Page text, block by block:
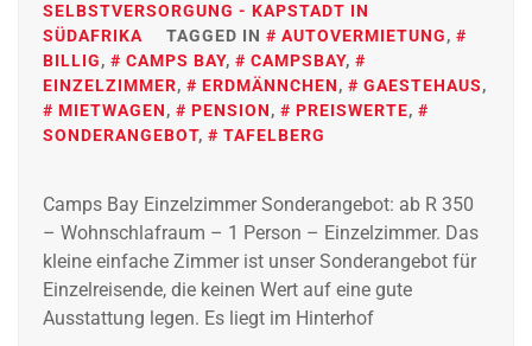
SELBSTVERSORGUNG - KAPSTADT IN
SÜDAFRIKA
TAGGED IN AUTOVERMIETUNG,
BILLIG, CAMPS BAY, CAMPSBAY,
EINZELZIMMER, ERDMÄNNCHEN, GAESTEHAUS,
MIETWAGEN, PENSION, PREISWERTE,
SONDERANGEBOT, TAFELBERG
Camps Bay Einzelzimmer Sonderangebot: ab R 350
– Wohnschlafraum – 1 Person – Einzelzimmer. Das
kleine einfache Zimmer ist unser Sonderangebot für
Einzelreisende, die keinen Wert auf eine gute
Ausstattung legen. Es liegt im Hinterhof